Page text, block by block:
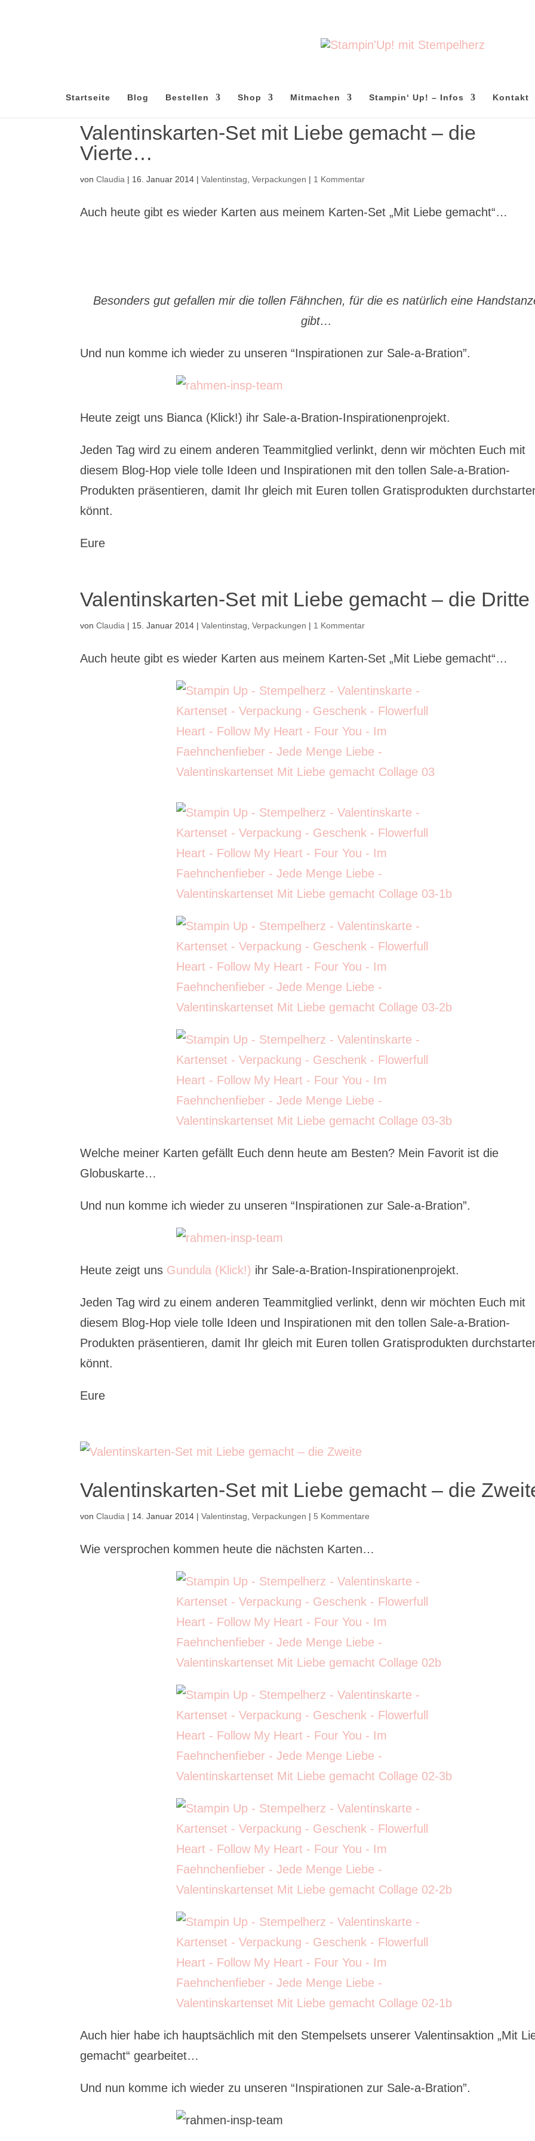
Startseite Blog Bestellen Shop Mitmachen Stampin‘ Up! – Infos Kontakt
Valentinskarten-Set mit Liebe gemacht – die
Vierte…
vonClaudia | 16. Januar 2014 |Valentinstag ,Verpackungen | 1 Kommentar
Auch heute gibt es wieder Karten aus meinem Karten-Set „Mit Liebe gemacht“…
Besonders gut gefallen mir die tollen Fähnchen, für die es natürlich eine
gibt…
Und nun komme ich wieder zu unseren “Inspirationen zur Sale-a-Bration”.
Heute zeigt uns Bianca (Klick!) ihr Sale-a-Bration-Inspirationenprojekt.
Jeden Tag wird zu einem anderen Teammitglied verlinkt, denn wir möchten Euch mit
diesem Blog-Hop viele tolle Ideen und Inspirationen mit den tollen Sale-a-Bration-
Produkten präsentieren, damit Ihr gleich mit Euren tollen Gratisprodukten
könnt.
Eure
Valentinskarten-Set mit Liebe gemacht – die Dritte
vonClaudia | 15. Januar 2014 |Valentinstag ,Verpackungen | 1 Kommentar
Auch heute gibt es wieder Karten aus meinem Karten-Set „Mit Liebe gemacht“…
Welche meiner Karten gefällt Euch denn heute am Besten? Mein Favorit ist die
Globuskarte…
Und nun komme ich wieder zu unseren “Inspirationen zur Sale-a-Bration”.
Heute zeigt uns Gundula (Klick!) ihr Sale-a-Bration-Inspirationenprojekt.
Jeden Tag wird zu einem anderen Teammitglied verlinkt, denn wir möchten Euch mit
diesem Blog-Hop viele tolle Ideen und Inspirationen mit den tollen Sale-a-Bration-
Produkten präsentieren, damit Ihr gleich mit Euren tollen Gratisprodukten
könnt.
Eure
Valentinskarten-Set mit Liebe gemacht – die
vonClaudia | 14. Januar 2014 |Valentinstag ,Verpackungen | 5 Kommentare
Wie versprochen kommen heute die nächsten Karten…
Auch hier habe ich hauptsächlich mit den Stempelsets unserer Valentinsaktion „Mit
gemacht“ gearbeitet…
Und nun komme ich wieder zu unseren “Inspirationen zur Sale-a-Bration”.